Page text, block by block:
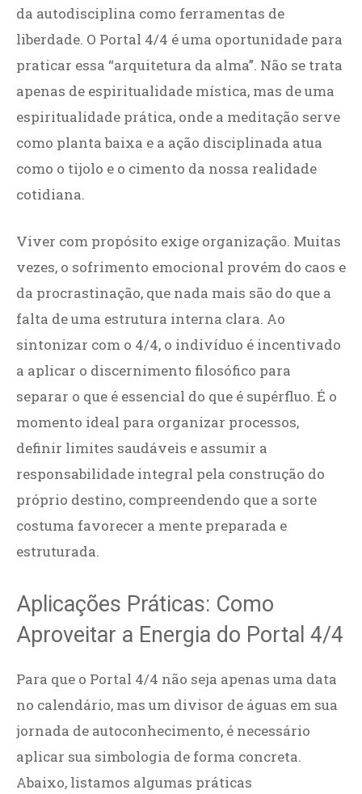
da autodisciplina como ferramentas de
liberdade. O Portal 4/4 é uma oportunidade para
praticar essa “arquitetura da alma”. Não se trata
apenas de espiritualidade mística, mas de uma
espiritualidade prática, onde a meditação serve
como planta baixa e a ação disciplinada atua
como o tijolo e o cimento da nossa realidade
cotidiana.
Viver com propósito exige organização. Muitas
vezes, o sofrimento emocional provém do caos e
da procrastinação, que nada mais são do que a
falta de uma estrutura interna clara. Ao
sintonizar com o 4/4, o indivíduo é incentivado
a aplicar o discernimento filosófico para
separar o que é essencial do que é supérfluo. É o
momento ideal para organizar processos,
definir limites saudáveis e assumir a
responsabilidade integral pela construção do
próprio destino, compreendendo que a sorte
costuma favorecer a mente preparada e
estruturada.
Aplicações Práticas: Como
Aproveitar a Energia do Portal 4/4
Para que o Portal 4/4 não seja apenas uma data
no calendário, mas um divisor de águas em sua
jornada de autoconhecimento, é necessário
aplicar sua simbologia de forma concreta.
Abaixo, listamos algumas práticas